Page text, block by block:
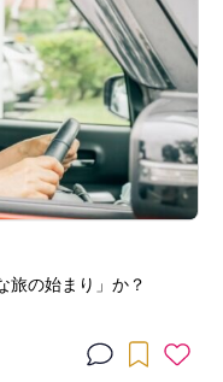
旅の始まり」か？